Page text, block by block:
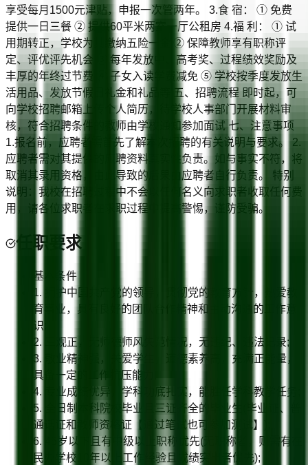
享受每月1500元津贴，申报一次管两年。 3.食 宿： ① 免费
提供一日三餐 ② 提供60平米两室一厅公租房 4.福 利： ① 试
用期转正，学校为其缴纳五险一金 ② 保障教师享有职称评
定、评优评先机会 ③ 每年发放中、高考奖、过程绩效奖励及
丰厚的年终过节费 ④ 子女入读学费减免 ⑤ 学校按季度发放生
活用品、发放节假日礼金和礼品等 五、招聘流程 即时起，可
向学校招聘邮箱上传个人简历，待学校人事部门开展材料审
核，符合招聘条件的教师由学校通知参加面试 七、注意事项
1.报名前，应聘者需首先了解本次招聘的有关说明与要求。 2.
应聘者需对其提供的应聘资料真实性负责。如与事实不符，将
取消其录用资格，由此导致的后果由应聘者自行负责。 特别
说明：我校在招聘过程中不会以任何名义向求职者收取任何费
用，请各位求职者在求职过程中提高警惕，谨防受骗。
任职要求
基本条件
1. 拥护中国共产党的领导，贯彻党的教育方针，热爱教
育事业，具有良好的团队合作精神和主动沟通的工作意
识;
2. 三观正，无师德师风失范情况，无违纪、违法记录;
3. 敬业精神强，关爱学生，道德素养高，充满正能量，
具备一定的工作抗压能力;
4. 专业成绩优异，学科功底扎实，能胜任学科教学任务;
5. 全日制本科院校毕业且三证齐全的毕业生(毕业证、普
通话证和教师资格证【通过笔试也可参加测试】);
6. 45岁以下且有中级以上职称优先(无职称者，则需有在
民办学校10年以上工作经验且成绩突出者优先);